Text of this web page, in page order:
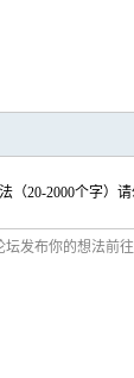
（20-2000个字）